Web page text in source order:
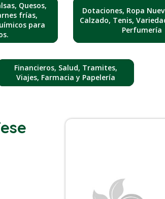
Quesos,
frías,
para
Dotaciones, Ropa
Calzado, Tenis,
Perfumería
Financieros, Salud, Tramites,
Viajes, Farmacia y Papelería